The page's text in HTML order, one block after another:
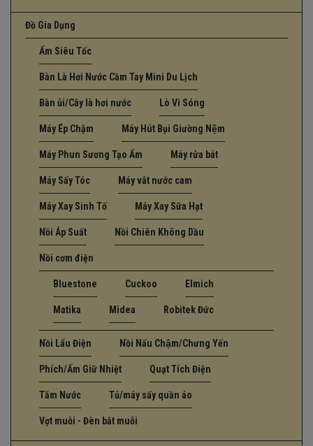
Đồ Gia Dụng
Ấm Siêu Tốc
Bàn Là Hơi Nước Cầm Tay Mini Du Lịch
Bàn ủi/Cây là hơi nước Lò Vi Sóng
Máy Ép Chậm Máy Hút Bụi Giường Nệm
Máy Phun Sương Tạo Ẩm Máy rửa bát
Máy Sấy Tóc Máy vắt nước cam
Máy Xay Sinh Tố Máy Xay Sữa Hạt
Nồi Áp Suất Nồi Chiên Không Dầu
Nồi cơm điện
Bluestone Cuckoo Elmich
Matika Midea Robitek Đức
Nồi Lẩu Điện Nồi Nấu Chậm/Chưng Yến
Phích/Ấm Giữ Nhiệt Quạt Tích Điện
Tăm Nước Tủ/máy sấy quần áo
Vợt muỗi - Đèn bắt muỗi